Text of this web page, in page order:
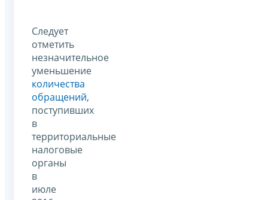
Следует
отметить
незначительное
уменьшение
количества
обращений,
поступивших
в
территориальные
налоговые
органы
в
июле